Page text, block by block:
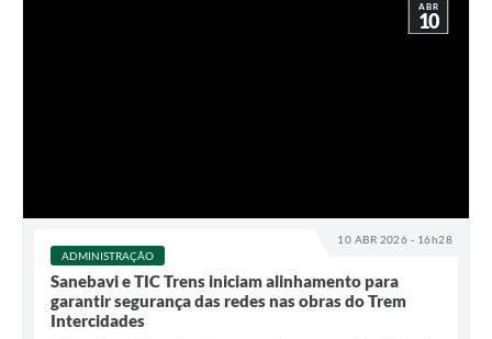
10 ABR 2026 - 16h28
ABR
10
ADMINISTRAÇÃO
Sanebavi e TIC Trens iniciam alinhamento para
garantir segurança das redes nas obras do Trem
Intercidades